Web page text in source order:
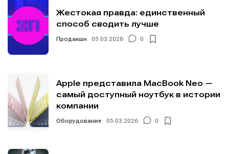
Жестокая правда: единственный
способ сводить лучше
Продакшн 05.03.2026 0
Apple представила MacBook Neo —
самый доступный ноутбук в истории
компании
Оборудование 05.03.2026 0